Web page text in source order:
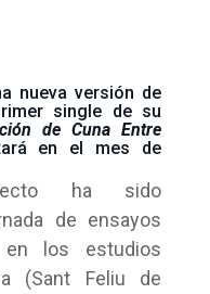
nueva versión de
single de su
de Cuna Entre
en el mes de
ha sido
de ensayos
en los estudios
(Sant Feliu de